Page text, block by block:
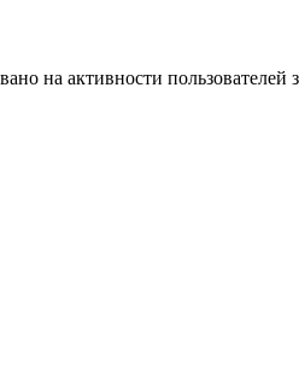
на активности пользователей